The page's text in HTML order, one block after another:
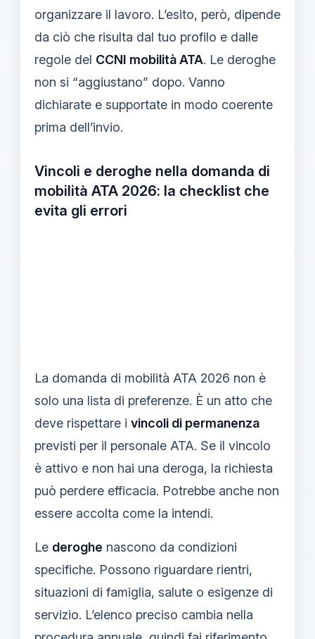
organizzare il lavoro. L’esito, però, dipende
da ciò che risulta dal tuo profilo e dalle
regole del CCNI mobilità ATA. Le deroghe
non si “aggiustano” dopo. Vanno
dichiarate e supportate in modo coerente
prima dell’invio.
Vincoli e deroghe nella domanda di
mobilità ATA 2026: la checklist che
evita gli errori
La domanda di mobilità ATA 2026 non è
solo una lista di preferenze. È un atto che
deve rispettare i vincoli di permanenza
previsti per il personale ATA. Se il vincolo
è attivo e non hai una deroga, la richiesta
può perdere efficacia. Potrebbe anche non
essere accolta come la intendi.
Le deroghe nascono da condizioni
specifiche. Possono riguardare rientri,
situazioni di famiglia, salute o esigenze di
servizio. L’elenco preciso cambia nella